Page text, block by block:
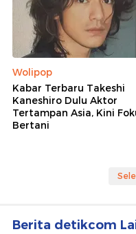
Wolipop
Kabar Terbaru Takeshi
Kaneshiro Dulu Aktor
Tertampan Asia, Kini
Bertani
Berita detikcom